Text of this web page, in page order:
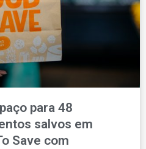
para 48
salvos em
Save com